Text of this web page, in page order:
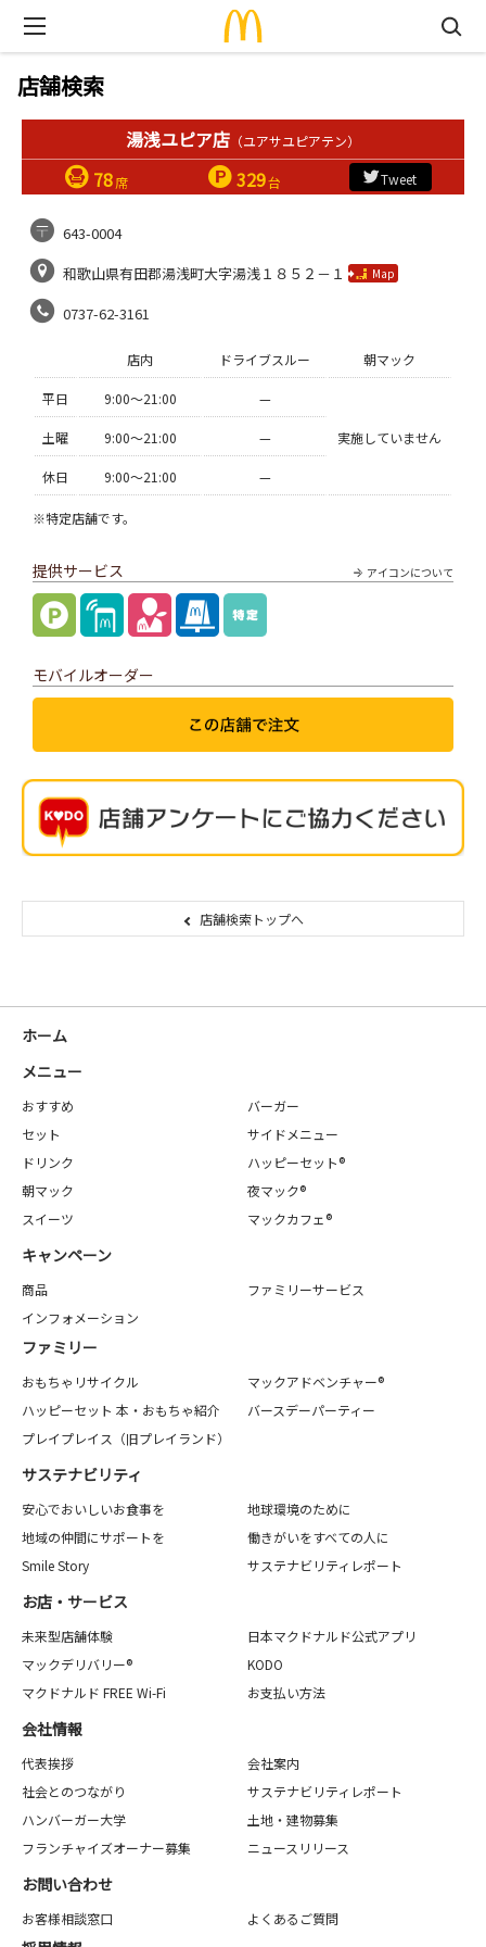
店舗検索
湯浅ユピア店 （ユアサユピアテン）
78席 329台 Tweet
643-0004
和歌山県有田郡湯浅町大字湯浅１８５２－１
Map
0737-62-3161
店内 ドライブスルー 朝マック
平日 9:00〜21:00 —
実施していません
土曜 9:00〜21:00 —
休日 9:00〜21:00 —
※特定店舗です。
アイコンについて
提供サービス
モバイルオーダー
店舗検索トップへ
ホーム
メニュー
おすすめ
バーガー
セット
サイドメニュー
ドリンク
ハッピーセット®
朝マック
夜マック®
スイーツ
マックカフェ®
キャンペーン
商品
ファミリーサービス
インフォメーション
ファミリー
おもちゃリサイクル
マックアドベンチャー®
ハッピーセット 本・おもちゃ紹介
バースデーパーティー
プレイプレイス（旧プレイランド）
サステナビリティ
安心でおいしいお食事を
地球環境のために
地域の仲間にサポートを
働きがいをすべての人に
Smile Story
サステナビリティレポート
お店・サービス
未来型店舗体験
日本マクドナルド公式アプリ
マックデリバリー®
KODO
マクドナルド FREE Wi-Fi
お支払い方法
会社情報
代表挨拶
会社案内
社会とのつながり
サステナビリティレポート
ハンバーガー大学
土地・建物募集
フランチャイズオーナー募集
ニュースリリース
お問い合わせ
お客様相談窓口 よくあるご質問